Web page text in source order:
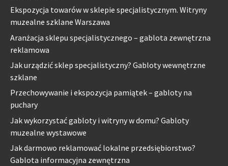
Ekspozycja towarów w sklepie specjalistycznym. Witryny
muzealne szklane Warszawa
Aranżacja sklepu specjalistycznego – gablota zewnętrzna
reklamowa
Jak urządzić sklep specjalistyczny? Gabloty wewnętrzne
szklane
Przechowywanie i ekspozycja pamiątek – gabloty na
puchary
Jak wykorzystać gabloty i witryny w domu? Gabloty
muzealne wystawowe
Jak darmowo reklamować lokalne przedsiębiorstwo?
Gablota informacyjna zewnętrzna